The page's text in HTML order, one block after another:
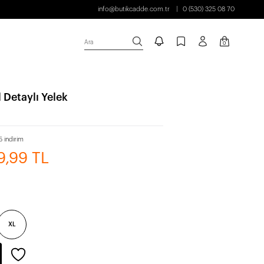
info@butikcadde.com.tr 0 (530) 325 08 70
Ara 0
Yelek
indirim
TL
XL